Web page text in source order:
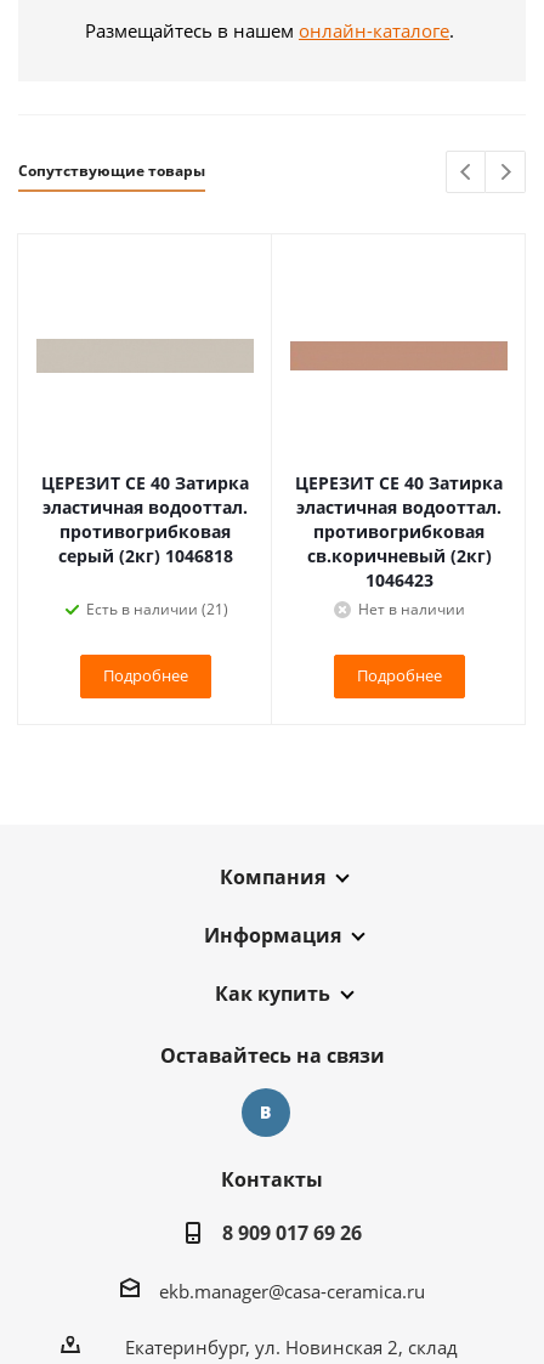
Размещайтесь в нашем онлайн-каталоге.
Сопутствующие товары
ЦЕРЕЗИТ CE 40 Затирка
эластичная водооттал.
противогрибковая
серый (2кг) 1046818
Есть в наличии (21)
Подробнее
ЦЕРЕЗИТ CE 40 Затирка
эластичная водооттал.
противогрибковая
св.коричневый (2кг)
1046423
Нет в наличии
Подробнее
Компания
Информация
Как купить
Оставайтесь на связи
Контакты
8 909 017 69 26
ekb.manager@casa-ceramica.ru
Екатеринбург, ул. Новинская 2, склад